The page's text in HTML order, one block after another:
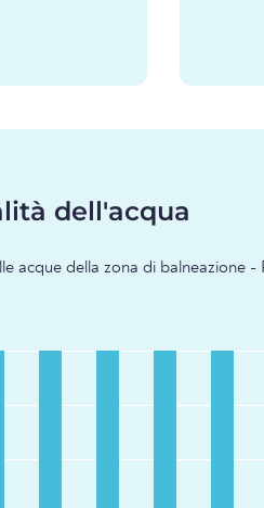
dell'acqua
acque della zona di balneazione -